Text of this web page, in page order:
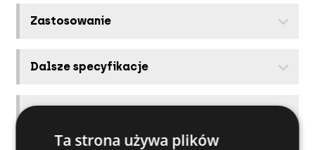
Zastosowanie
Dalsze specyfikacje
Ta strona używa plików